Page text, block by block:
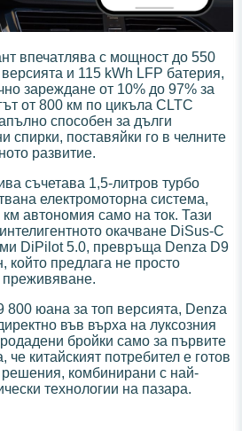
впечатлява с мощност до 550
и 115 kWh LFP батерия,
зареждане от 10% до 97% за
от 800 км по цикъла CLTC
способен за дълги
спирки, поставяйки го в челните
развитие.
съчетава 1,5-литров турбо
електромоторна система,
автономия само на ток. Тази
окачване DiSus-C
DiPilot 5.0, превръща Denza D9
който предлага не просто
преживяване.
800 юана за топ версията, Denza
във върха на луксозния
бройки само за първите
китайският потребител е готов
решения, комбинирани с най-
технологии на пазара.